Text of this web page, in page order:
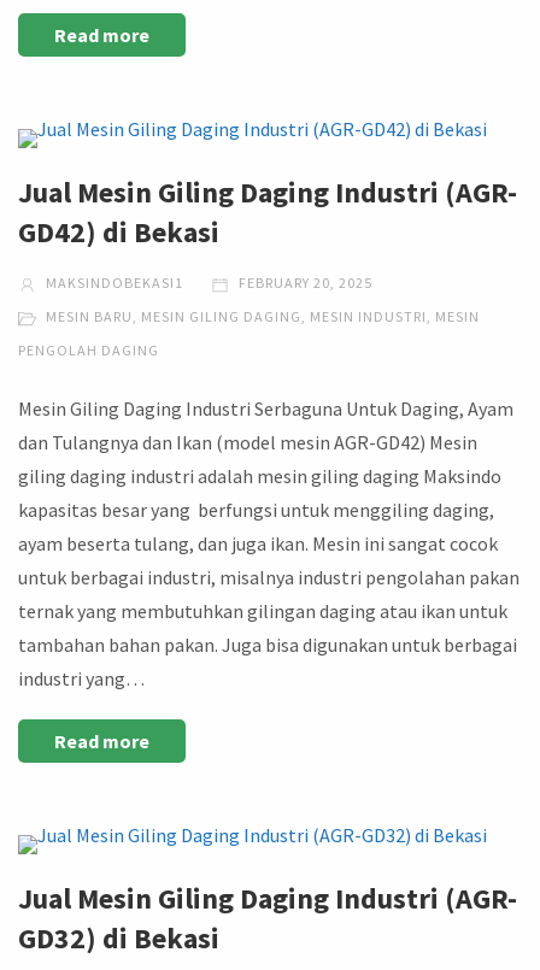
Read more
Jual Mesin Giling Daging Industri (AGR-
GD42) di Bekasi
MAKSINDOBEKASI1
FEBRUARY 20, 2025
MESIN BARU
MESIN GILING DAGING MESIN INDUSTRI
MESIN
PENGOLAH DAGING
Mesin Giling Daging Industri Serbaguna Untuk Daging, Ayam
dan Tulangnya dan Ikan (model mesin AGR-GD42) Mesin
giling daging industri adalah mesin giling daging Maksindo
kapasitas besar yang berfungsi untuk menggiling daging,
ayam beserta tulang, dan juga ikan. Mesin ini sangat cocok
untuk berbagai industri, misalnya industri pengolahan pakan
ternak yang membutuhkan gilingan daging atau ikan untuk
tambahan bahan pakan. Juga bisa digunakan untuk berbagai
industri yang…
Read more
Jual Mesin Giling Daging Industri (AGR-
GD32) di Bekasi